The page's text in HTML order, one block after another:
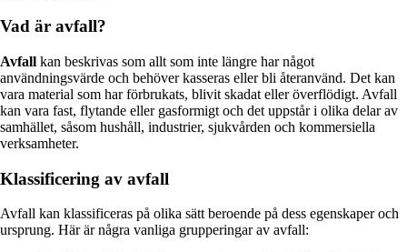
Vad är avfall?
Avfall kan beskrivas som allt som inte längre har något
användningsvärde och behöver kasseras eller bli återanvänd. Det kan
vara material som har förbrukats, blivit skadat eller överflödigt. Avfall
kan vara fast, flytande eller gasformigt och det uppstår i olika delar av
samhället, såsom hushåll, industrier, sjukvården och kommersiella
verksamheter.
Klassificering av avfall
Avfall kan klassificeras på olika sätt beroende på dess egenskaper och
ursprung. Här är några vanliga grupperingar av avfall: